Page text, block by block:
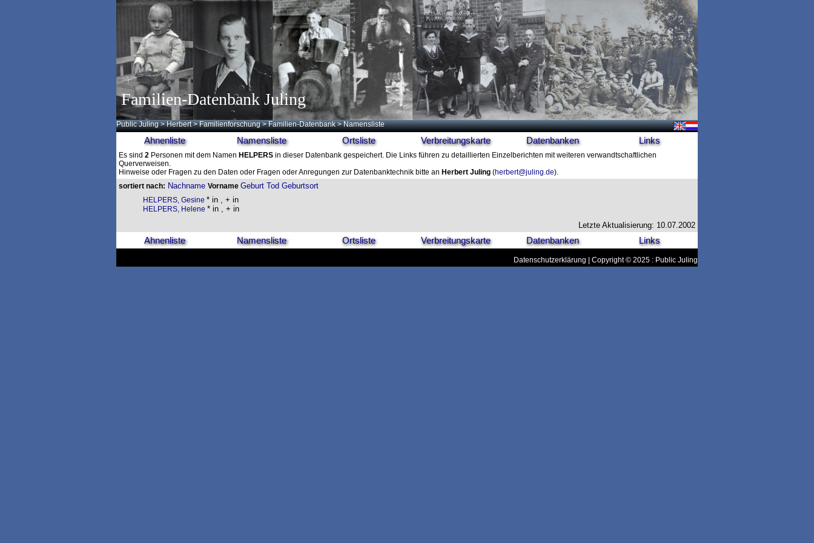
Familien-Datenbank Juling
Public Juling >Herbert >Familienforschung >Familien-Datenbank > Namensliste
Ahnenliste Namensliste Ortsliste Verbreitungskarte Datenbanken Links
Es sind 2 Personen mit dem Namen HELPERS in dieser Datenbank gespeichert. Die Links führen zu detaillierten Einzelberichten mit weiteren verwandtschaftlichen
Querverweisen.
Hinweise oder Fragen zu den Daten oder Fragen oder Anregungen zur Datenbanktechnik bitte an Herbert Juling (herbert@juling.de).
sortiert nach: Nachname Vorname Geburt Tod Geburtsort
HELPERS, Gesine * in , + in
HELPERS, Helene * in , + in
Letzte Aktualisierung: 10.07.2002
Ahnenliste Namensliste Ortsliste Verbreitungskarte Datenbanken Links
Datenschutzerklärung | Copyright © 2025 : Public Juling